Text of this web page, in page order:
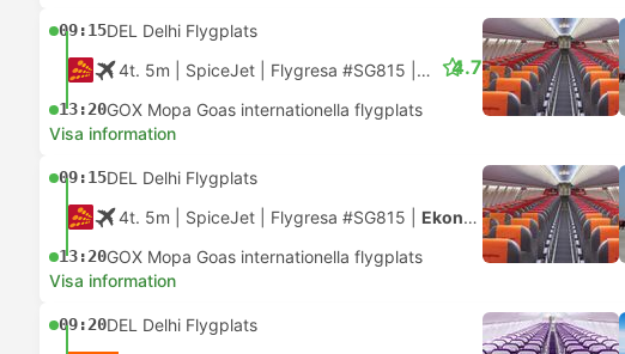
09:15DEL Delhi Flygplats
4t. 5m | SpiceJet Flygresa #SG815 Ekonomi
13:20GOX Mopa Goas internationella flygplats
4.7
Visa information
09:15DEL Delhi Flygplats
4t. 5m | SpiceJet Flygresa #SG815 Ekonomi
13:20GOX Mopa Goas internationella flygplats
Visa information
09:20DEL Delhi Flygplats